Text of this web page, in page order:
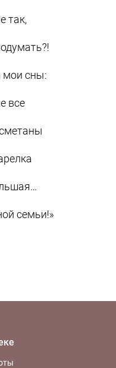
так,
мои сны:
все
семьи!»